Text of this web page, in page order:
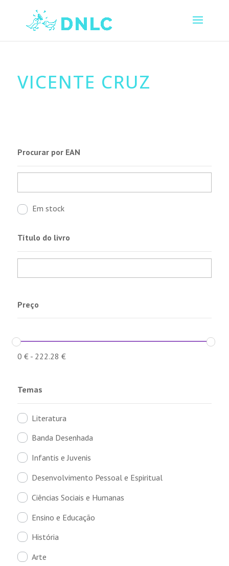
VICENTE CRUZ
Procurar por EAN
Em stock
Título do livro
Preço
0 €- 222.28 €
Temas
Literatura
Banda Desenhada
Infantis e Juvenis
Desenvolvimento Pessoal e Espiritual
Ciências Sociais e Humanas
Ensino e Educação
História
Arte